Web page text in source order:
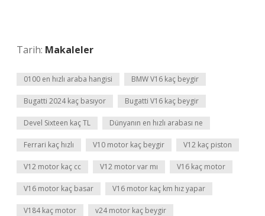
Tarih: Makaleler
0100 en hızlı araba hangisi BMW V16 kaç beygir
Bugatti 2024 kaç basıyor Bugatti V16 kaç beygir
Devel Sixteen kaç TL Dünyanın en hızlı arabası ne
Ferrari kaç hızlı V10 motor kaç beygir V12 kaç piston
V12 motor kaç cc V12 motor var mı V16 kaç motor
V16 motor kaç basar V16 motor kaç km hız yapar
V184 kaç motor v24 motor kaç beygir